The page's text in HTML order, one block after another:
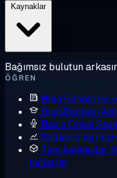
Kaynaklar
Bağımsız bulutun
ÖĞREN
Blog Rehberler
Bilgi Bankası
Basın Odası
Sağlayıcıları
Tüm kaynaklar
haberler